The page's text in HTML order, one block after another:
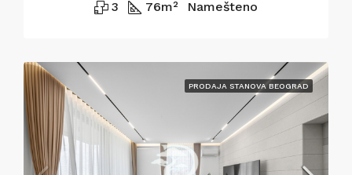
3 76m² Namešteno
PRODAJA STANOVA BEOGRAD